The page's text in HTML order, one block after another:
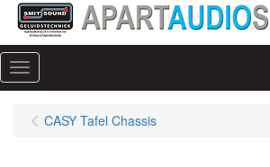
Menu
CASY Tafel Chassis